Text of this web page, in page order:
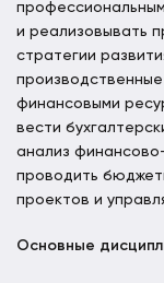
и реализовывать
стратегии
финансовыми
вести
анализ
проводить
проектов и
Основные